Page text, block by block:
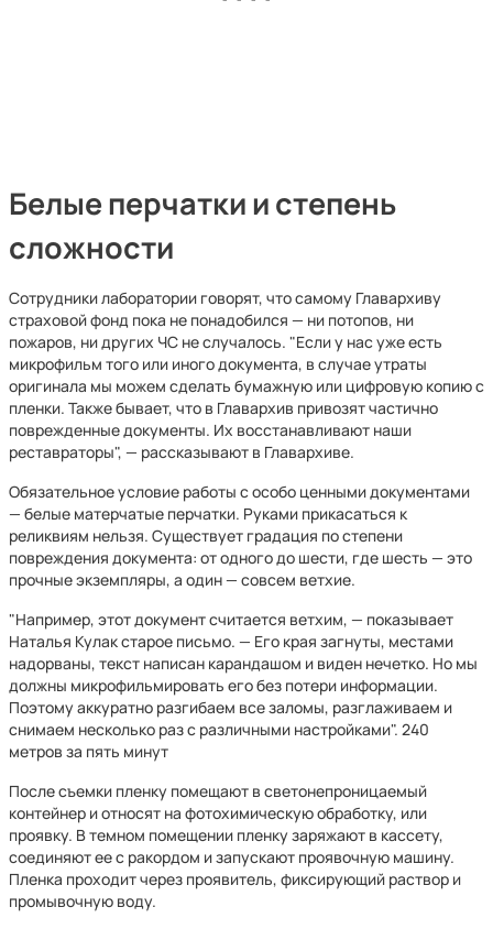
Белые перчатки и степень
сложности
Сотрудники лаборатории говорят, что самому Главархиву
страховой фонд пока не понадобился — ни потопов, ни
пожаров, ни других ЧС не случалось. "Если у нас уже есть
микрофильм того или иного документа, в случае утраты
оригинала мы можем сделать бумажную или цифровую копию с
пленки. Также бывает, что в Главархив привозят частично
поврежденные документы. Их восстанавливают наши
реставраторы", — рассказывают в Главархиве.
Обязательное условие работы с особо ценными документами
— белые матерчатые перчатки. Руками прикасаться к
реликвиям нельзя. Существует градация по степени
повреждения документа: от одного до шести, где шесть — это
прочные экземпляры, а один — совсем ветхие.
"Например, этот документ считается ветхим, — показывает
Наталья Кулак старое письмо. — Его края загнуты, местами
надорваны, текст написан карандашом и виден нечетко. Но мы
должны микрофильмировать его без потери информации.
Поэтому аккуратно разгибаем все заломы, разглаживаем и
снимаем несколько раз с различными настройками". 240
метров за пять минут
После съемки пленку помещают в светонепроницаемый
контейнер и относят на фотохимическую обработку, или
проявку. В темном помещении пленку заряжают в кассету,
соединяют ее с ракордом и запускают проявочную машину.
Пленка проходит через проявитель, фиксирующий раствор и
промывочную воду.